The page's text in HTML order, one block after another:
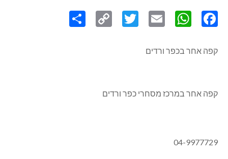
Link
קפה אחר בכפר ורדים
קפה אחר במרכז מסחרי כפר ורדים
04-9977729